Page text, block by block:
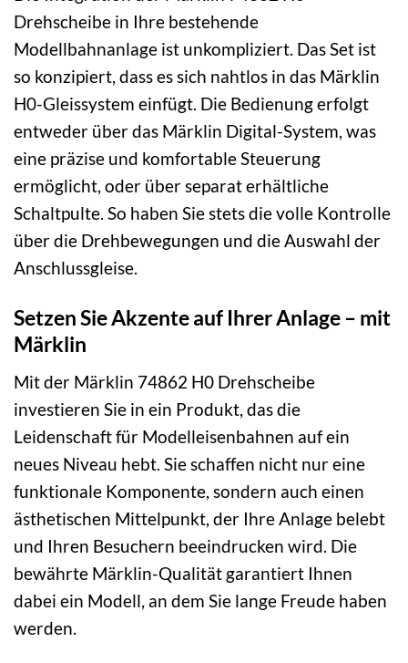
Drehscheibe in Ihre bestehende
Modellbahnanlage ist unkompliziert. Das Set ist
so konzipiert, dass es sich nahtlos in das Märklin
H0-Gleissystem einfügt. Die Bedienung erfolgt
entweder über das Märklin Digital-System, was
eine präzise und komfortable Steuerung
ermöglicht, oder über separat erhältliche
Schaltpulte. So haben Sie stets die volle Kontrolle
über die Drehbewegungen und die Auswahl der
Anschlussgleise.
Setzen Sie Akzente auf Ihrer Anlage – mit
Märklin
Mit der Märklin 74862 H0 Drehscheibe
investieren Sie in ein Produkt, das die
Leidenschaft für Modelleisenbahnen auf ein
neues Niveau hebt. Sie schaffen nicht nur eine
funktionale Komponente, sondern auch einen
ästhetischen Mittelpunkt, der Ihre Anlage belebt
und Ihren Besuchern beeindrucken wird. Die
bewährte Märklin-Qualität garantiert Ihnen
dabei ein Modell, an dem Sie lange Freude haben
werden.